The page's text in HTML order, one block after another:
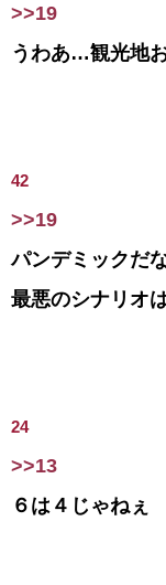
>>19
うわあ…観光地
42
>>19
パンデミックだ
最悪のシナリオ
24
>>13
６は４じゃねぇ